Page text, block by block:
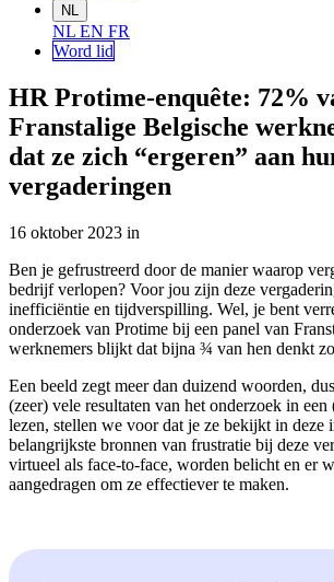
NL
NL EN FR
Word lid
HR Protime-enquête: 72%
Franstalige Belgische
dat ze zich “ergeren” aan
vergaderingen
16 oktober 2023 in
Ben je gefrustreerd door de manier waarop
bedrijf verlopen? Voor jou zijn deze
inefficiëntie en tijdverspilling. Wel, je bent
onderzoek van Protime bij een panel van
werknemers blijkt dat bijna ¾ van hen denkt
Een beeld zegt meer dan duizend woorden,
(zeer) vele resultaten van het onderzoek in
lezen, stellen we voor dat je ze bekijkt in deze
belangrijkste bronnen van frustratie bij deze
virtueel als face-to-face, worden belicht en er
aangedragen om ze effectiever te maken.